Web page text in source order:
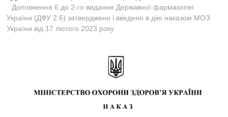
u
Доповнення 6 до 2-го видання Державної фармакопеї
України (ДФУ 2.6) затверджено і введено в дію наказом МОЗ
України від 17 лютого 2023 року